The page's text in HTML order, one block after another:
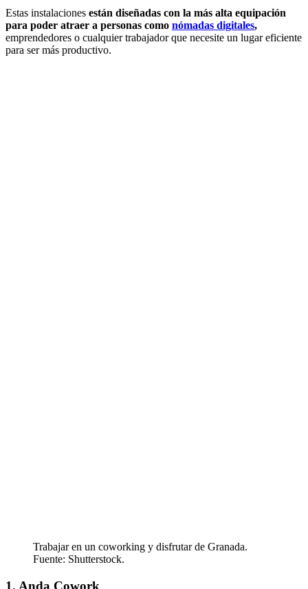
Estas instalaciones están diseñadas con la más alta equipación
para poder atraer a personas como nómadas digitales,
emprendedores o cualquier trabajador que necesite un lugar eficiente
para ser más productivo.
Trabajar en un coworking y disfrutar de Granada.
Fuente: Shutterstock.
1. Anda Cowork